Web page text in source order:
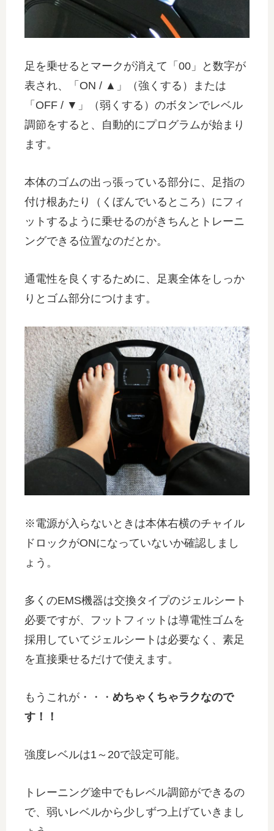
足を乗せるとマークが消えて「00」と数字が
表され、「ON / ▲」（強くする）または
「OFF / ▼」（弱くする）のボタンでレベル
調節をすると、自動的にプログラムが始まり
ます。
本体のゴムの出っ張っている部分に、足指の
付け根あたり（くぼんでいるところ）にフィ
ットするように乗せるのがきちんとトレーニ
ングできる位置なのだとか。
通電性を良くするために、足裏全体をしっか
りとゴム部分につけます。
※電源が入らないときは本体右横のチャイル
ドロックがONになっていないか確認しまし
ょう。
多くのEMS機器は交換タイプのジェルシート
必要ですが、フットフィットは導電性ゴムを
採用していてジェルシートは必要なく、素足
を直接乗せるだけで使えます。
もうこれが・・・ めちゃくちゃラクなので
す！！
強度レベルは1～20で設定可能。
トレーニング途中でもレベル調節ができるの
で、弱いレベルから少しずつ上げていきまし